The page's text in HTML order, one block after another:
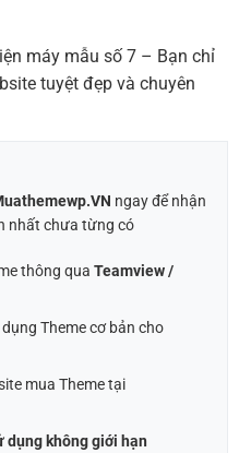
máy mẫu số 7 – Bạn chỉ
tuyệt đẹp và chuyên
ngay để nhận
nhất chưa từng có
thông qua Teamview /
Theme cơ bản cho
mua Theme tại
dụng không giới hạn